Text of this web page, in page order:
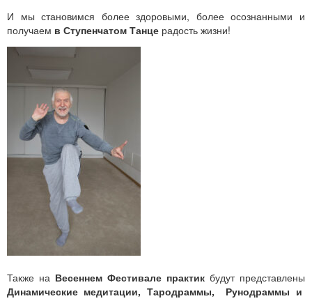
И мы становимся более здоровыми, более осознанными и
получаем в Ступенчатом Танце радость жизни!
Также на Весеннем Фестивале практик будут представлены
Динамические медитации, Тародраммы, Рунодраммы и